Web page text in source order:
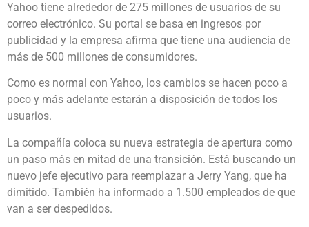
Yahoo tiene alrededor de 275 millones de usuarios de su
correo electrónico. Su portal se basa en ingresos por
publicidad y la empresa afirma que tiene una audiencia de
más de 500 millones de consumidores.
Como es normal con Yahoo, los cambios se hacen poco a
poco y más adelante estarán a disposición de todos los
usuarios.
La compañía coloca su nueva estrategia de apertura como
un paso más en mitad de una transición. Está buscando un
nuevo jefe ejecutivo para reemplazar a Jerry Yang, que ha
dimitido. También ha informado a 1.500 empleados de que
van a ser despedidos.